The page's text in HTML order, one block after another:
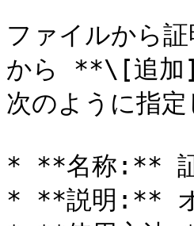
ファイルから
から **\[追加
次のように指定
* **名称:** 証
* **説明:** オ